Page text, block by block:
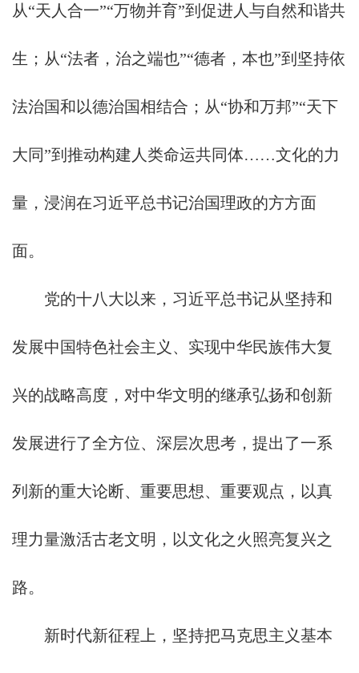
从“天人合一”“万物并育”到促进人与自然和谐共
生；从“法者，治之端也”“德者，本也”到坚持依
法治国和以德治国相结合；从“协和万邦”“天下
大同”到推动构建人类命运共同体……文化的力
量，浸润在习近平总书记治国理政的方方面
面。
党的十八大以来，习近平总书记从坚持和
发展中国特色社会主义、实现中华民族伟大复
兴的战略高度，对中华文明的继承弘扬和创新
发展进行了全方位、深层次思考，提出了一系
列新的重大论断、重要思想、重要观点，以真
理力量激活古老文明，以文化之火照亮复兴之
路。
新时代新征程上，坚持把马克思主义基本